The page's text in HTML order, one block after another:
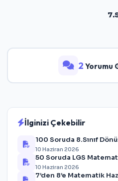
2 Yorumu
İlginizi Çekebilir
100 Soruda 8.Sınıf
10 Haziran 2026
50 Soruda LGS
10 Haziran 2026
7’den 8’e Matematik